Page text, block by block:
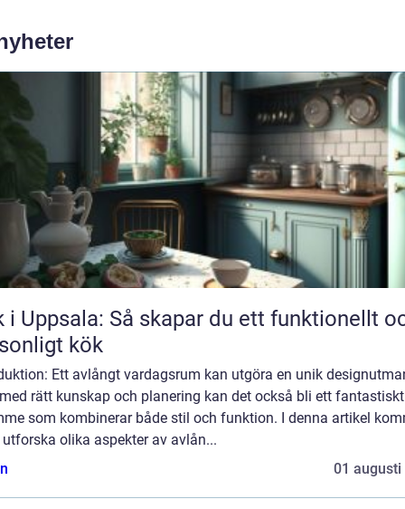
i Uppsala: Så skapar du ett funktionellt
kök
Ett avlångt vardagsrum kan utgöra en unik
rätt kunskap och planering kan det också bli ett fantastiskt
som kombinerar både stil och funktion. I denna artikel
olika aspekter av avlån...
01 augusti